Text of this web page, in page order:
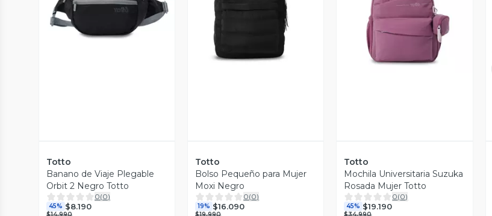
Vista Previa
Totto
Banano de Viaje Plegable
Orbit 2 Negro Totto
0(0)
45% $8.190
Vista Previa
Totto
Bolso Pequeño para Mujer
Moxi Negro
0(0)
19% $16.090
Vista Previa
Totto
Mochila Universitaria Suzuka
Rosada Mujer Totto
0(0)
45% $19.190